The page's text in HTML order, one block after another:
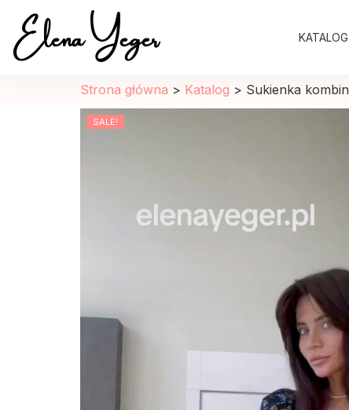
Elena Yeger
Sklep internetowy odziez damska
KATALOG
Strona główna > Katalog > Sukienka
SALE!